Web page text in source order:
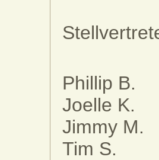
Phillip
Joelle
Jimmy
Tim